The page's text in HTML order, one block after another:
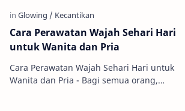
Cara Perawatan Wajah Sehari Hari
untuk Wanita dan Pria
Cara Perawatan Wajah Sehari Hari untuk
Wanita dan Pria - Bagi semua orang,